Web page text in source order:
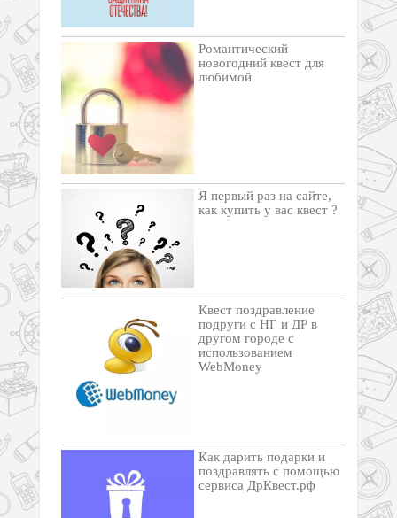
Романтический
новогодний квест для
любимой
Я первый раз на сайте,
как купить у вас квест ?
Квест поздравление
подруги с НГ и ДР в
другом городе с
использованием
WebMoney
Как дарить подарки и
поздравлять с помощью
сервиса ДрКвест.рф